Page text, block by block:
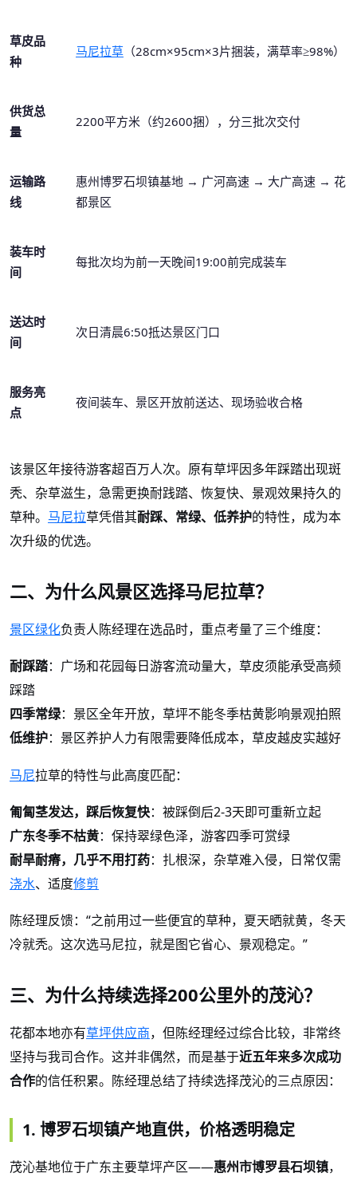
草皮品
种
马尼拉草 （28cm×95cm×3片捆装，满草率≥98%）
供货总
量
2200平方米（约2600捆），分三批次交付
运输路
线
惠州博罗石坝镇基地 → 广河高速 → 大广高速 → 花
都景区
装车时
间
每批次均为前一天晚间19:00前完成装车
送达时
间
次日清晨6:50抵达景区门口
服务亮
点
夜间装车、景区开放前送达、现场验收合格
该景区年接待游客超百万人次。原有草坪因多年踩踏出现斑
秃、杂草滋生，急需更换耐践踏、恢复快、景观效果持久的
草种。 马尼拉草凭借其耐踩、常绿、低养护的特性，成为本
次升级的优选。
二、为什么风景区选择马尼拉草？
景区绿化负责人陈经理在选品时，重点考量了三个维度：
耐踩踏：广场和花园每日游客流动量大，草皮须能承受高频
踩踏
四季常绿：景区全年开放，草坪不能冬季枯黄影响景观拍照
低维护：景区养护人力有限需要降低成本，草皮越皮实越好
马尼拉草的特性与此高度匹配：
匍匐茎发达，踩后恢复快：被踩倒后2-3天即可重新立起
广东冬季不枯黄：保持翠绿色泽，游客四季可赏绿
耐旱耐瘠，几乎不用打药：扎根深，杂草难入侵，日常仅需
浇水、适度修剪
陈经理反馈： “之前用过一些便宜的草种，夏天晒就黄，冬天
冷就秃。这次选马尼拉，就是图它省心、景观稳定。”
三、为什么持续选择200公里外的茂沁？
花都本地亦有草坪供应商，但陈经理经过综合比较，非常终
坚持与我司合作。这并非偶然，而是基于近五年来多次成功
合作的信任积累。陈经理总结了持续选择茂沁的三点原因：
1. 博罗石坝镇产地直供，价格透明稳定
茂沁基地位于广东主要草坪产区——惠州市博罗县石坝镇，